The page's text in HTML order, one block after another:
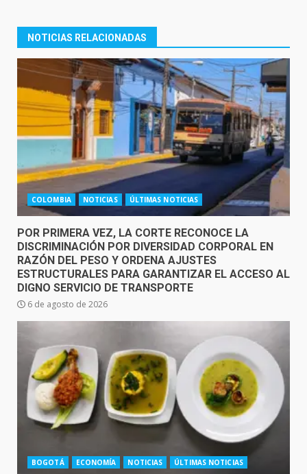
NOTICIAS RELACIONADAS
COLOMBIA NOTICIAS ÚLTIMAS NOTICIAS
POR PRIMERA VEZ, LA CORTE RECONOCE LA
DISCRIMINACIÓN POR DIVERSIDAD CORPORAL EN
RAZÓN DEL PESO Y ORDENA AJUSTES
ESTRUCTURALES PARA GARANTIZAR EL ACCESO AL
DIGNO SERVICIO DE TRANSPORTE
6 de agosto de 2026
BOGOTÁ ECONOMÍA NOTICIAS ÚLTIMAS NOTICIAS